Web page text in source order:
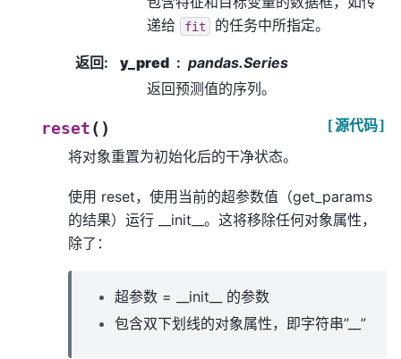
递给
fit 的任务中所指定。
返回: y_pred
pandas.Series
返回预测值的序列。
reset ( ) [源代码]
将对象重置为初始化后的干净状态。
使用 reset，使用当前的超参数值（get_params
的结果）运行 __init__。这将移除任何对象属性，
除了：
超参数 = __init__ 的参数
包含双下划线的对象属性，即字符串”__”